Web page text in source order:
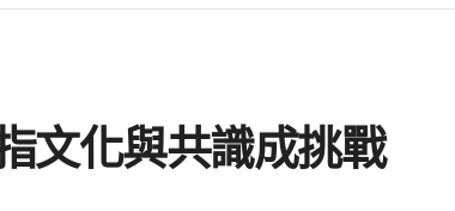
文化與共識成挑戰